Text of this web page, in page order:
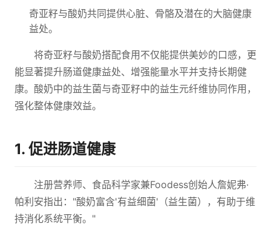
奇亚籽与酸奶共同提供心脏、骨骼及潜在的大脑健康
益处。
将奇亚籽与酸奶搭配食用不仅能提供美妙的口感，更
能显著提升肠道健康益处、增强能量水平并支持长期健
康。酸奶中的益生菌与奇亚籽中的益生元纤维协同作用，
强化整体健康效益。
1. 促进肠道健康
注册营养师、食品科学家兼Foodess创始人詹妮弗·
帕利安指出："酸奶富含'有益细菌'（益生菌），有助于维
持消化系统平衡。"